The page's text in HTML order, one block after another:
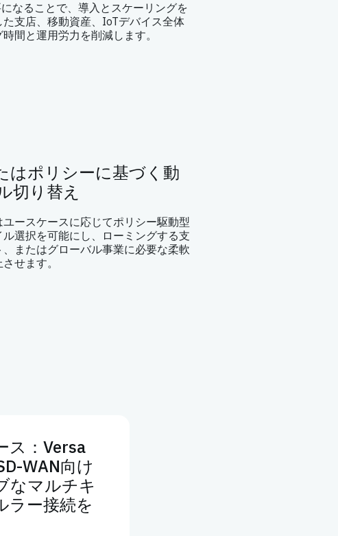
なることで、導入とスケーリングを
支店、移動資産、IoTデバイス全体
間と運用労力を削減します。
はポリシーに基づく動
切り替え
ースケースに応じてポリシー駆動型
選択を可能にし、ローミングする支
またはグローバル事業に必要な柔軟
せます。
ス：Versa
WAN向け
なマルチキ
ラー接続を